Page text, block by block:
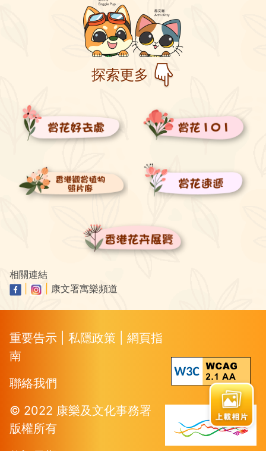
探索更多
相關連結
康文署寓樂頻道
重要告示 私隱政策
網頁指
南
聯絡我們
© 2022 康樂及文化事務署
版權所有